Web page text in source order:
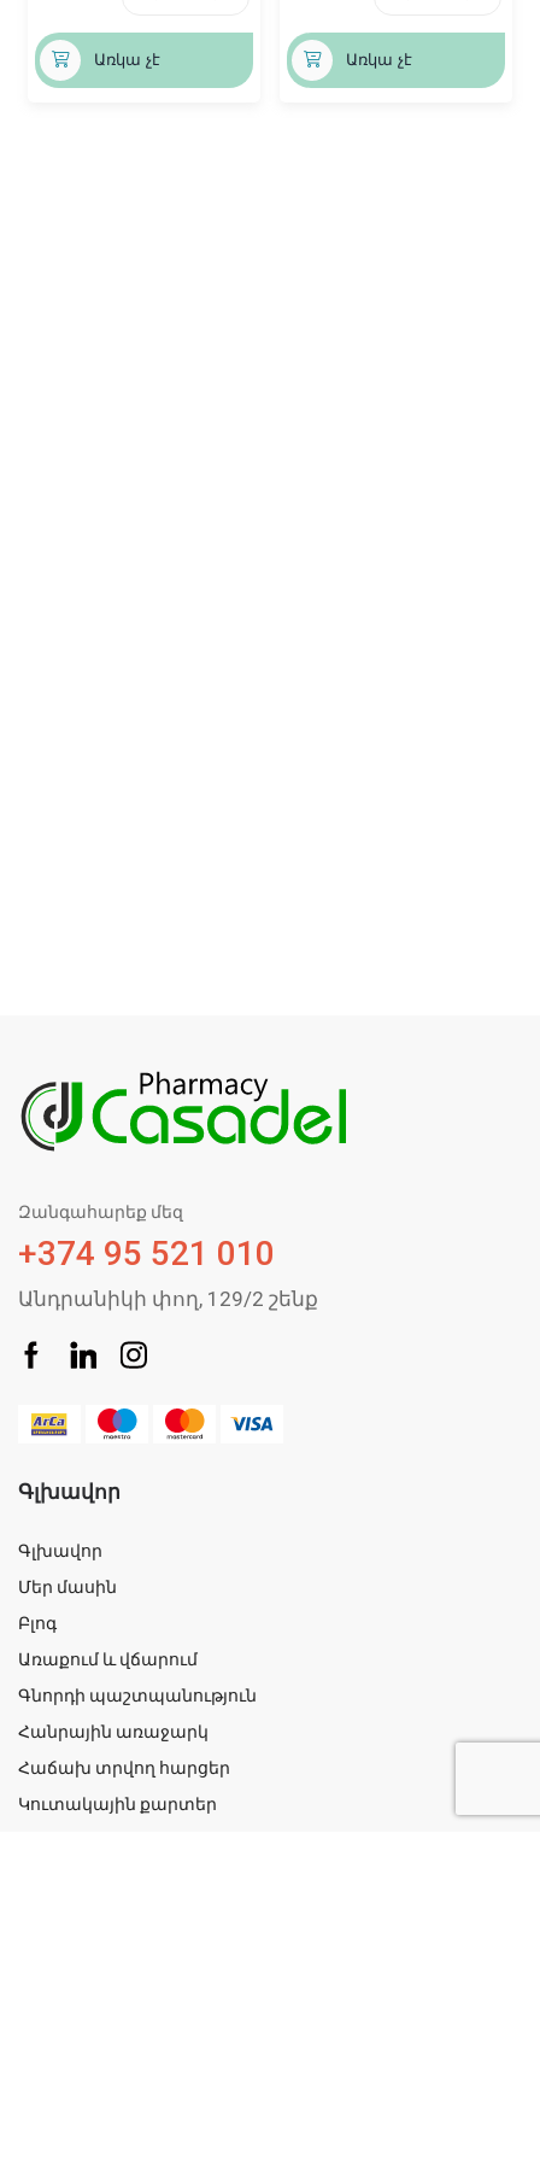
Առկա չէ Առկա չէ
Զանգահարեք մեզ
+374 95 521 010
Անդրանիկի փող, 129/2 շենք
Գլխավոր
Գլխավոր
Մեր մասին
Բլոգ
Առաքում և վճարում
Գնորդի պաշտպանություն
Հանրային առաջարկ
Հաճախ տրվող հարցեր
Կուտակային քարտեր